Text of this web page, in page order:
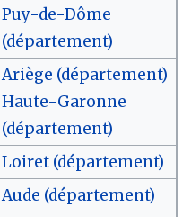
Puy-de-Dôme
(département)
Ariège (département)
Haute-Garonne
(département)
Loiret (département)
Aude (département)